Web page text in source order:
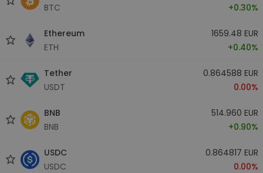
BTC
+0.30%
Ethereum
ETH
1659.48 EUR
+0.40%
Tether
USDT
0.864588 EUR
0.00%
BNB
BNB
514.960 EUR
+0.90%
USDC
USDC
0.864817 EUR
0.00%